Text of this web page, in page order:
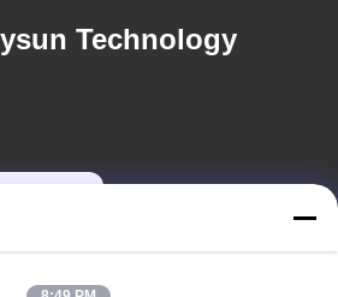
Technology